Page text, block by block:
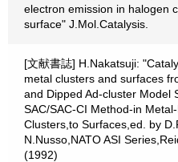
electron emission in halogen
surface" J.Mol.Catalysis.
[文献書誌] H.Nakatsuji:
metal clusters and surfaces
and Dipped Ad-cluster Model
SAC/SAC-CI Method-in
Clusters,to Surfaces,ed. by
N.Nusso,NATO ASI
(1992)